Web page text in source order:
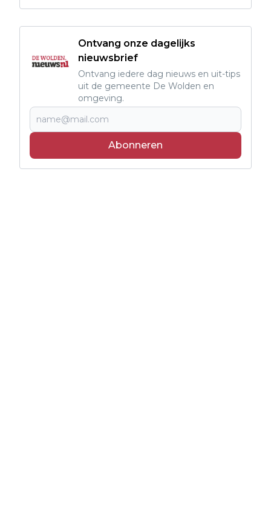
Ontvang onze dagelijks
nieuwsbrief
Ontvang iedere dag nieuws en uit-tips
uit de gemeente De Wolden en
omgeving.
Abonneren